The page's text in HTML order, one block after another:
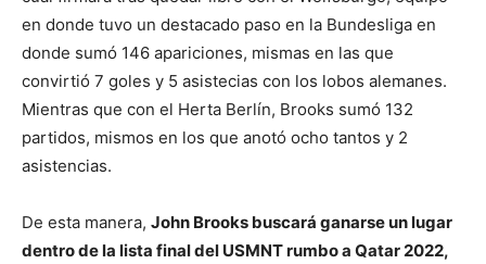
en donde tuvo un destacado paso en la Bundesliga en
donde sumó 146 apariciones, mismas en las que
convirtió 7 goles y 5 asistecias con los lobos alemanes.
Mientras que con el Herta Berlín, Brooks sumó 132
partidos, mismos en los que anotó ocho tantos y 2
asistencias.
De esta manera, John Brooks buscará ganarse un lugar
dentro de la lista final del USMNT rumbo a Qatar 2022,